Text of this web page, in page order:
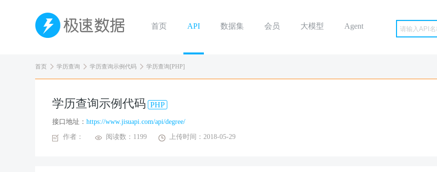
首页 API 数据集 会员 大模型 Agent
首页 学历查询 学历查询示例代码 学历查询[PHP]
学历查询示例代码 PHP
接口地址： https://www.jisuapi.com/api/degree/
作者： 阅读数：1199 上传时间：2018-05-29